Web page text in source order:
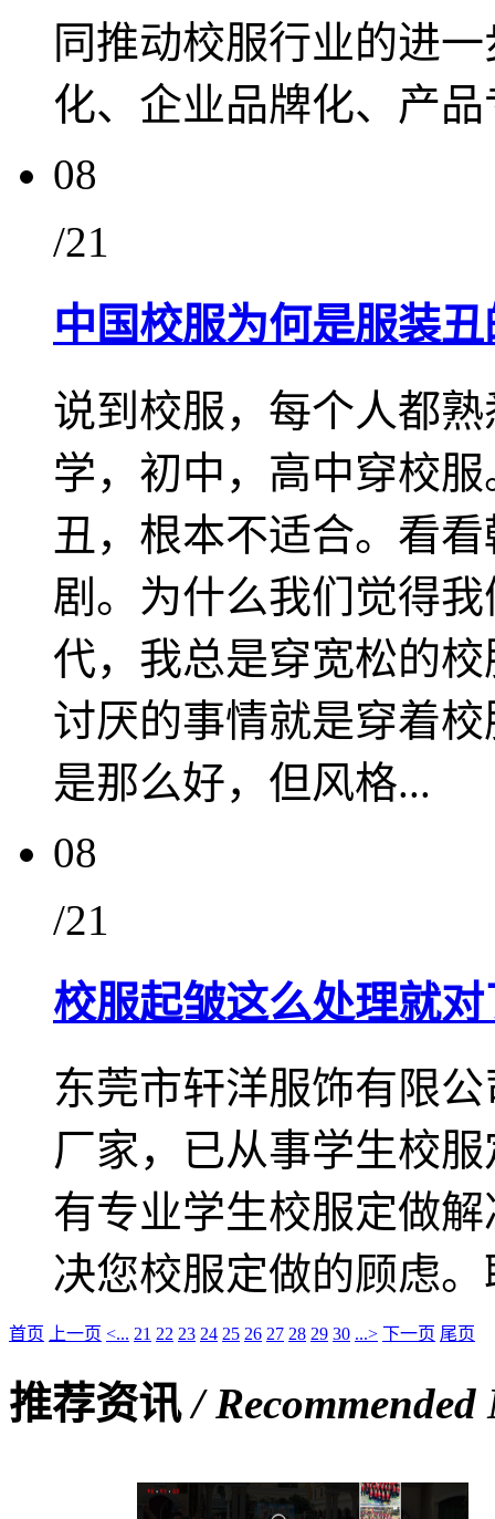
同推动校服行业的进
化、企业品牌化、产
08
/21
中国校服为何是服装
说到校服，每个人都
学，初中，高中穿校
丑，根本不适合。看
剧。为什么我们觉得
代，我总是穿宽松的
讨厌的事情就是穿着
是那么好，但风格...
08
/21
校服起皱这么处理就对
东莞市轩洋服饰有限
厂家，已从事学生校
有专业学生校服定做
决您校服定做的顾虑
首页 上一页 <... 21 22 23 24 25 26 27 28 29 30 ...> 下一页 尾页
推荐资讯/ Recommended